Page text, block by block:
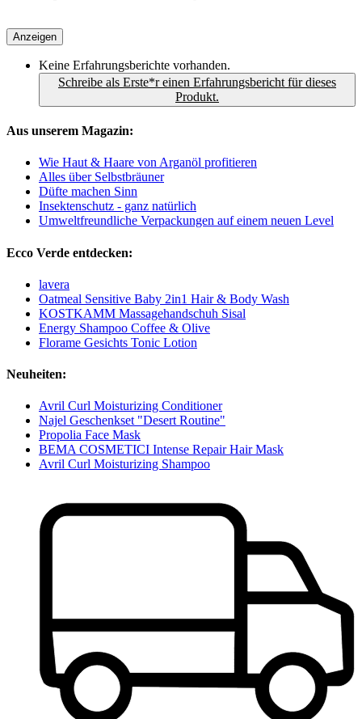
Anzeigen
Keine Erfahrungsberichte vorhanden.
Schreibe als Erste*r einen Erfahrungsbericht für dieses
Produkt.
Aus unserem Magazin:
Wie Haut & Haare von Arganöl profitieren
Alles über Selbstbräuner
Düfte machen Sinn
Insektenschutz - ganz natürlich
Umweltfreundliche Verpackungen auf einem neuen Level
Ecco Verde entdecken:
lavera
Oatmeal Sensitive Baby 2in1 Hair & Body Wash
KOSTKAMM Massagehandschuh Sisal
Energy Shampoo Coffee & Olive
Florame Gesichts Tonic Lotion
Neuheiten:
Avril Curl Moisturizing Conditioner
Najel Geschenkset "Desert Routine"
Propolia Face Mask
BEMA COSMETICI Intense Repair Hair Mask
Avril Curl Moisturizing Shampoo